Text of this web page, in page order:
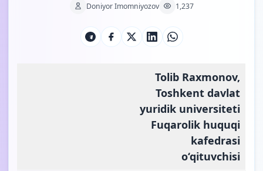
Doniyor Imomniyozov 1,237
Tolib Raxmonov,
Toshkent davlat
yuridik universiteti
Fuqarolik huquqi
kafedrasi
o‘qituvchisi